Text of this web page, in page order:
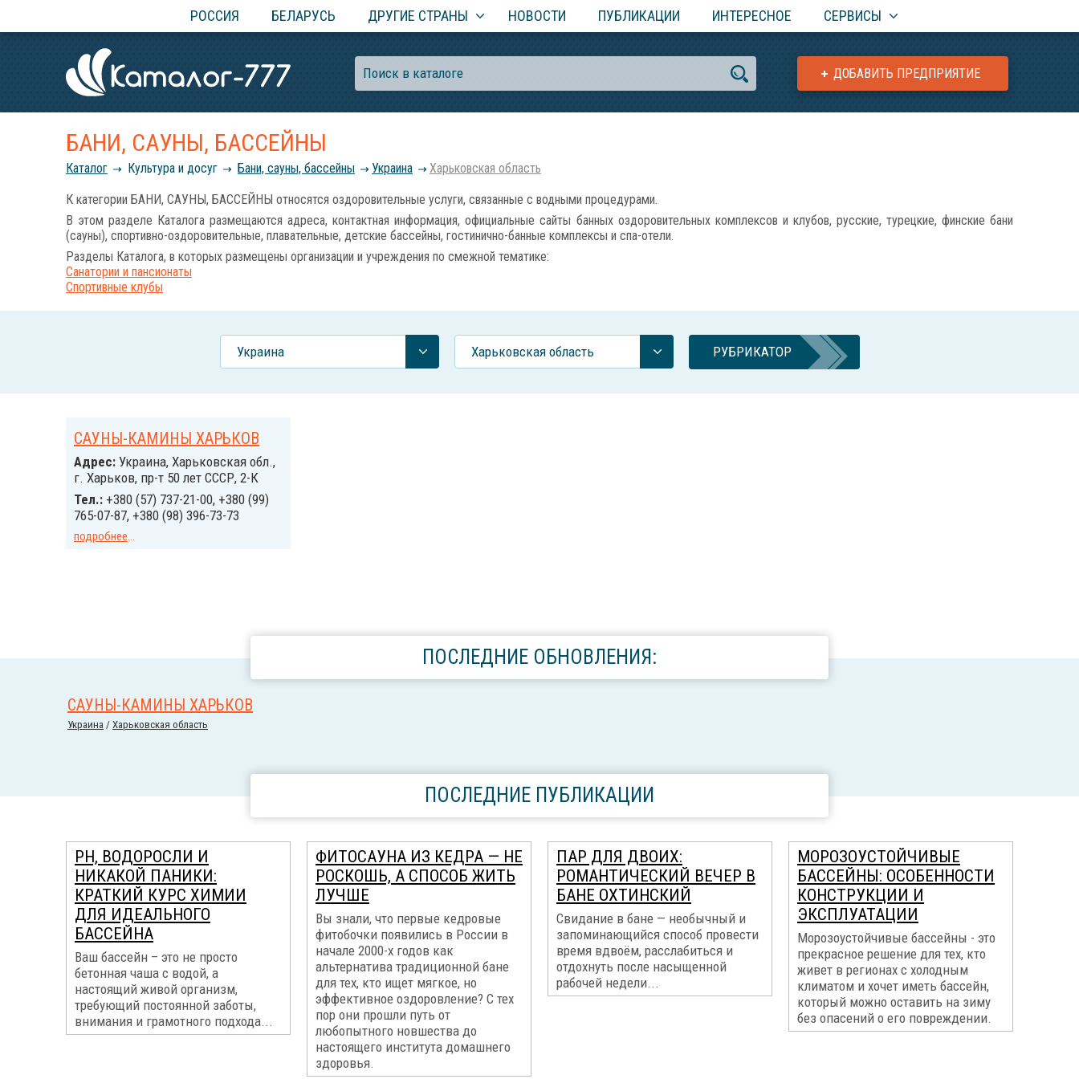
РОССИЯ БЕЛАРУСЬ ДРУГИЕ СТРАНЫ НОВОСТИ ПУБЛИКАЦИИ ИНТЕРЕСНОЕ СЕРВИСЫ
ДОБАВИТЬ ПРЕДПРИЯТИЕ
БАНИ, САУНЫ, БАССЕЙНЫ
Каталог Культура и досуг Бани, сауны, бассейны Украина Харьковская область
К категории БАНИ, САУНЫ, БАССЕЙНЫ относятся оздоровительные услуги, связанные с водными процедурами.
В этом разделе Каталога размещаются адреса, контактная информация, официальные сайты банных оздоровительных комплексов и клубов, русские, турецкие, финские бани
(сауны), спортивно-оздоровительные, плавательные, детские бассейны, гостинично-банные комплексы и спа-отели.
Разделы Каталога, в которых размещены организации и учреждения по смежной тематике:
Санатории и пансионаты
Спортивные клубы
Украина Харьковская область РУБРИКАТОР
САУНЫ-КАМИНЫ ХАРЬКОВ
Адрес: Украина, Харьковская обл.,
г. Харьков, пр-т 50 лет СССР, 2-К
Тел.: +380 (57) 737-21-00, +380 (99)
765-07-87, +380 (98) 396-73-73
подробнее...
ПОСЛЕДНИЕ ОБНОВЛЕНИЯ:
САУНЫ-КАМИНЫ ХАРЬКОВ
Украина / Харьковская область
ПОСЛЕДНИЕ ПУБЛИКАЦИИ
PH, ВОДОРОСЛИ И
НИКАКОЙ ПАНИКИ:
КРАТКИЙ КУРС ХИМИИ
ДЛЯ ИДЕАЛЬНОГО
БАССЕЙНА
Ваш бассейн – это не просто
бетонная чаша с водой, а
настоящий живой организм,
требующий постоянной заботы,
внимания и грамотного подхода...
ФИТОСАУНА ИЗ КЕДРА — НЕ
РОСКОШЬ, А СПОСОБ ЖИТЬ
ЛУЧШЕ
Вы знали, что первые кедровые
фитобочки появились в России в
начале 2000-х годов как
альтернатива традиционной бане
для тех, кто ищет мягкое, но
эффективное оздоровление? С тех
пор они прошли путь от
любопытного новшества до
настоящего института домашнего
здоровья.
ПАР ДЛЯ ДВОИХ:
РОМАНТИЧЕСКИЙ ВЕЧЕР В
БАНЕ ОХТИНСКИЙ
Свидание в бане — необычный и
запоминающийся способ провести
время вдвоём, расслабиться и
отдохнуть после насыщенной
рабочей недели...
МОРОЗОУСТОЙЧИВЫЕ
БАССЕЙНЫ: ОСОБЕННОСТИ
КОНСТРУКЦИИ И
ЭКСПЛУАТАЦИИ
Морозоустойчивые бассейны - это
прекрасное решение для тех, кто
живет в регионах с холодным
климатом и хочет иметь бассейн,
который можно оставить на зиму
без опасений о его повреждении.